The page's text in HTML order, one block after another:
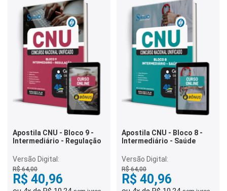
Apostila CNU - Bloco 9 -
Intermediário - Regulação
Versão Digital:
R$ 64,00
R$ 40,96
Apostila CNU - Bloco 8 -
Intermediário - Saúde
Versão Digital:
R$ 64,00
R$ 40,96